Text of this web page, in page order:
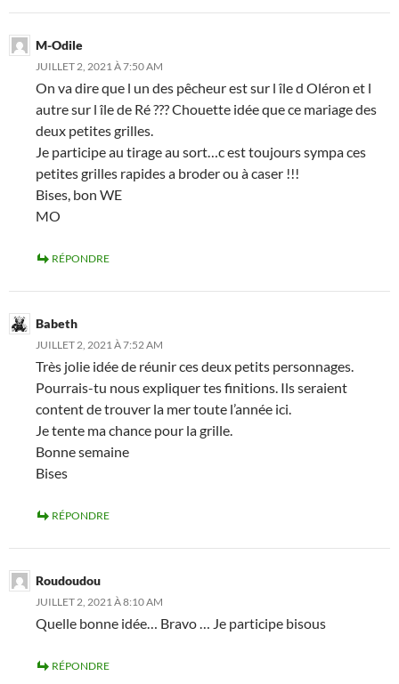
M-Odile
JUILLET 2, 2021 À 7:50 AM
On va dire que l un des pêcheur est sur l île d Oléron et l
autre sur l île de Ré ??? Chouette idée que ce mariage des
deux petites grilles.
Je participe au tirage au sort…c est toujours sympa ces
petites grilles rapides a broder ou à caser !!!
Bises, bon WE
MO
RÉPONDRE
Babeth
JUILLET 2, 2021 À 7:52 AM
Très jolie idée de réunir ces deux petits personnages.
Pourrais-tu nous expliquer tes finitions. Ils seraient
content de trouver la mer toute l’année ici.
Je tente ma chance pour la grille.
Bonne semaine
Bises
RÉPONDRE
Roudoudou
JUILLET 2, 2021 À 8:10 AM
Quelle bonne idée… Bravo … Je participe bisous
RÉPONDRE